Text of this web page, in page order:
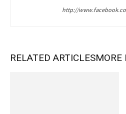
http://
RELATED ARTICLESMORE